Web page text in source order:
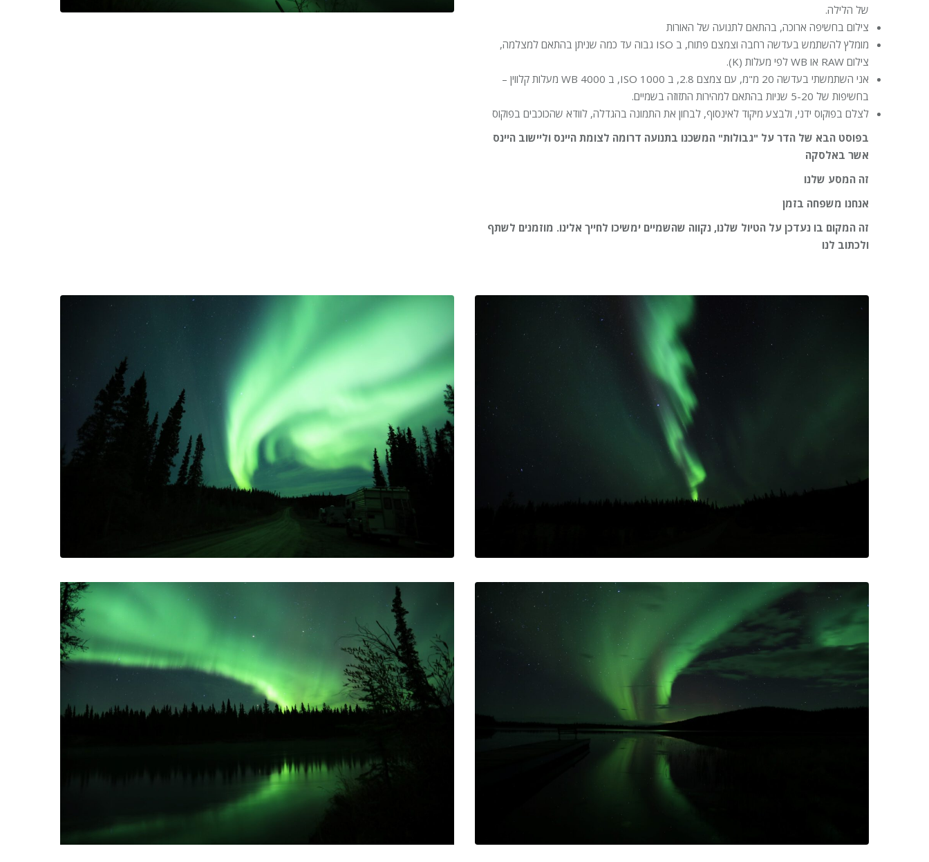
של הלילה.
צילום בחשיפה ארוכה, בהתאם לתנועה של האורות
מומלץ להשתמש בעדשה רחבה וצמצם פתוח, ב ISO גבוה עד כמה שניתן בהתאם למצלמה,
צילום RAW או WB לפי מעלות (K).
אני השתמשתי בעדשה 20 מ"מ, עם צמצם 2.8, ב ISO 1000, ב WB 4000 מעלות קלווין –
בחשיפות של 5-20 שניות בהתאם למהירות התזוזה בשמיים.
לצלם בפוקוס ידני, ולבצע מיקוד לאינסוף, לבחון את התמונה בהגדלה, לוודא שהכוכבים בפוקוס
בפוסט הבא של הדר על "גבולות" המשכנו בתנועה דרומה לצומת היינס וליישוב היינס
אשר באלסקה
זה המסע שלנו
אנחנו משפחה בזמן
זה המקום בו נעדכן על הטיול שלנו, נקווה שהשמיים ימשיכו לחייך אלינו. מוזמנים לשתף
ולכתוב לנו